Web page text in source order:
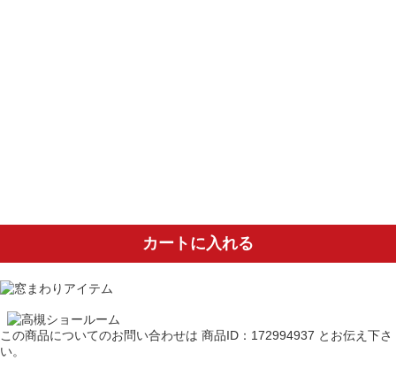
カートに入れる
この商品についてのお問い合わせは 商品ID：172994937 とお伝え下さ
い。